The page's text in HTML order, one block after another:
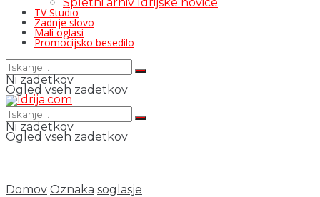
TV Studio
Zadnje slovo
Mali oglasi
Promocijsko besedilo
Ni zadetkov
Ogled vseh zadetkov
Ni zadetkov
Ogled vseh zadetkov
Domov Oznaka soglasje